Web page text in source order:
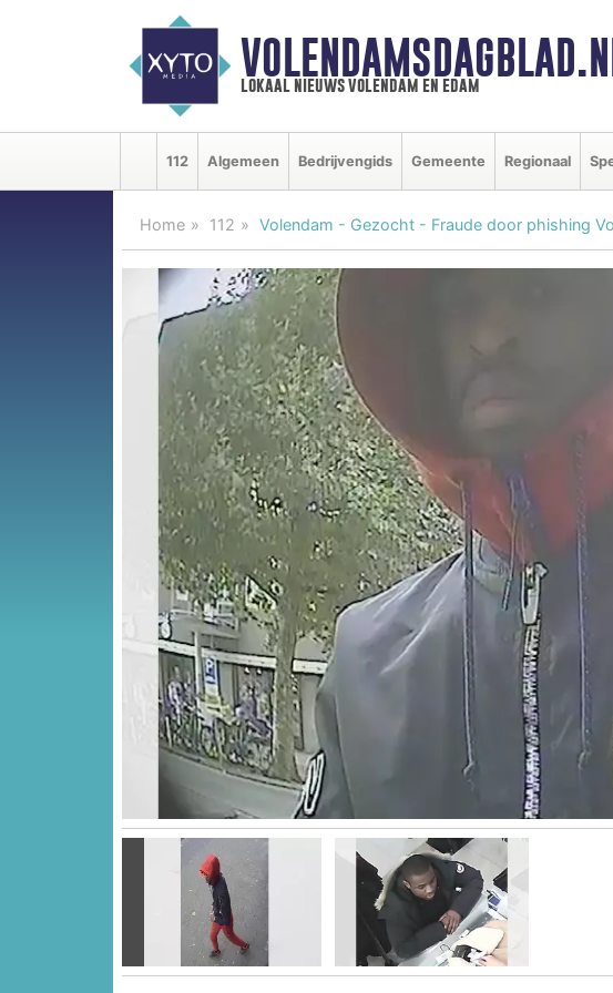
lokaal nieuws volendam en edam
112 Algemeen Bedrijvengids Gemeente Regionaal
Home 112 Volendam - Gezocht - Fraude door phishing